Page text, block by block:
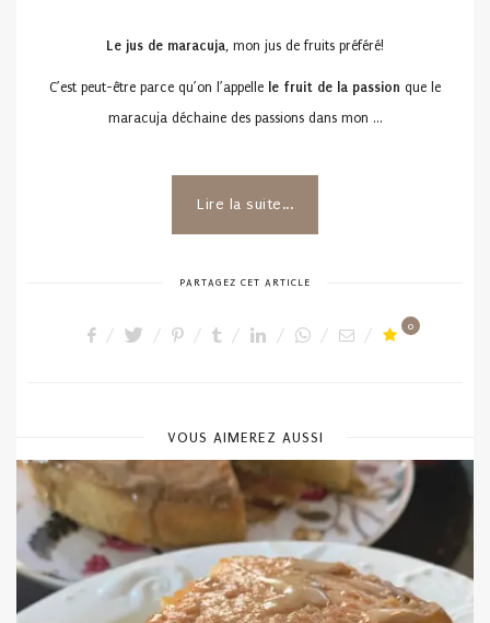
Le jus de maracuja, mon jus de fruits préféré!
C’est peut-être parce qu’on l’appelle le fruit de la passion que le
maracuja déchaine des passions dans mon …
Lire la suite...
PARTAGEZ CET ARTICLE
0
VOUS AIMEREZ AUSSI